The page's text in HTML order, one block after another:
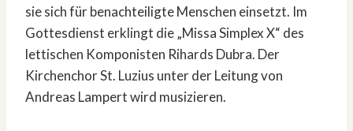
sie sich für benachteiligte Menschen einsetzt. Im
Gottesdienst erklingt die „Missa Simplex X“ des
lettischen Komponisten Rihards Dubra. Der
Kirchenchor St. Luzius unter der Leitung von
Andreas Lampert wird musizieren.